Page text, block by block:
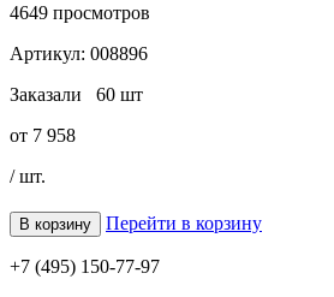
4649 просмотров
Артикул: 008896
Заказали 60 шт
от 7 958
/ шт.
В корзину Перейти в корзину
+7 (495) 150-77-97